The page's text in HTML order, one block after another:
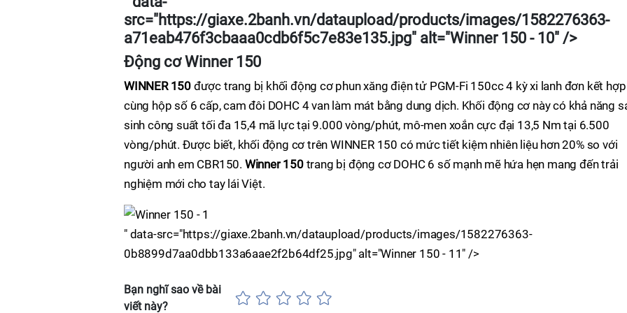
src="https://giaxe.2banh.vn/dataupload/products/images/1582276363-
a71eab476f3cbaaa0cdb6f5c7e83e135.jpg" alt="Winner 150 - 10" />
Động cơ Winner 150
WINNER 150 được trang bị khối động cơ phun xăng điện tử PGM-Fi 150cc 4 kỳ xi lanh đơn kết hợp
cùng hộp số 6 cấp, cam đôi DOHC 4 van làm mát bằng dung dịch. Khối động cơ này có khả năng
sinh công suất tối đa 15,4 mã lực tại 9.000 vòng/phút, mô-men xoắn cực đại 13,5 Nm tại 6.500
vòng/phút. Được biết, khối động cơ trên WINNER 150 có mức tiết kiệm nhiên liệu hơn 20% so với
người anh em CBR150. Winner 150 trang bị động cơ DOHC 6 số mạnh mẽ hứa hẹn mang đến trải
nghiệm mới cho tay lái Việt.
" data-src="https://giaxe.2banh.vn/dataupload/products/images/1582276363-
0b8899d7aa0dbb133a6aae2f2b64df25.jpg" alt="Winner 150 - 11" />
Bạn nghĩ sao về bài
viết này?